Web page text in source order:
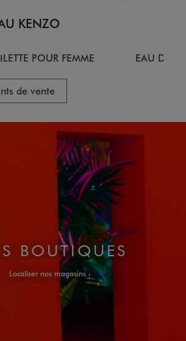
KENZO
POUR FEMME
de vente
EAU DE
BOUTIQUES
Localiser nos magasins